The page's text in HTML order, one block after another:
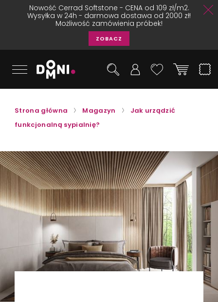
Nowość Cerrad Softstone - CENA od 109 zł/m2.
Wysyłka w 24h - darmowa dostawa od 2000 zł!
Możliwość zamówienia próbek!
ZOBACZ
Strona główna Magazyn
Jak urządzić
funkcjonalną sypialnię?